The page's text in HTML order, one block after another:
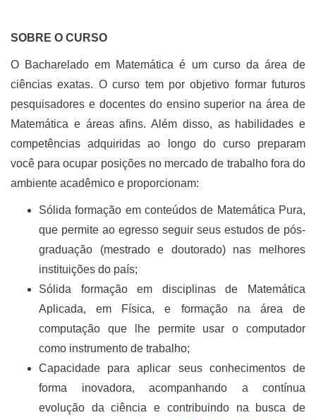
SOBRE O CURSO
O Bacharelado em Matemática é um curso da área de
ciências exatas. O curso tem por objetivo formar futuros
pesquisadores e docentes do ensino superior na área de
Matemática e áreas afins. Além disso, as habilidades e
competências adquiridas ao longo do curso preparam
você para ocupar posições no mercado de trabalho fora do
ambiente acadêmico e proporcionam:
Sólida formação em conteúdos de Matemática Pura,
que permite ao egresso seguir seus estudos de pós-
graduação (mestrado e doutorado) nas melhores
instituições do país;
Sólida formação em disciplinas de Matemática
Aplicada, em Física, e formação na área de
computação que lhe permite usar o computador
como instrumento de trabalho;
Capacidade para aplicar seus conhecimentos de
forma inovadora, acompanhando a contínua
evolução da ciência e contribuindo na busca de